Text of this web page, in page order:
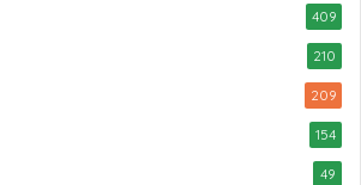
409
210
209
154
49